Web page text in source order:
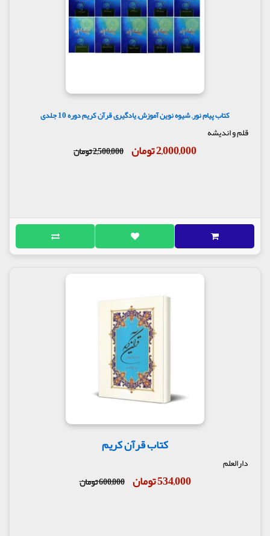
کتاب پیام نور, شیوه نوین آموزش, یادگیری قرآن کریم دوره 10 جلدی
قلم و اندیشه
2,000,000 تومان 2,500,000 تومان
کتاب قرآن کریم
دارالعلم
534,000 تومان 600,000 تومان